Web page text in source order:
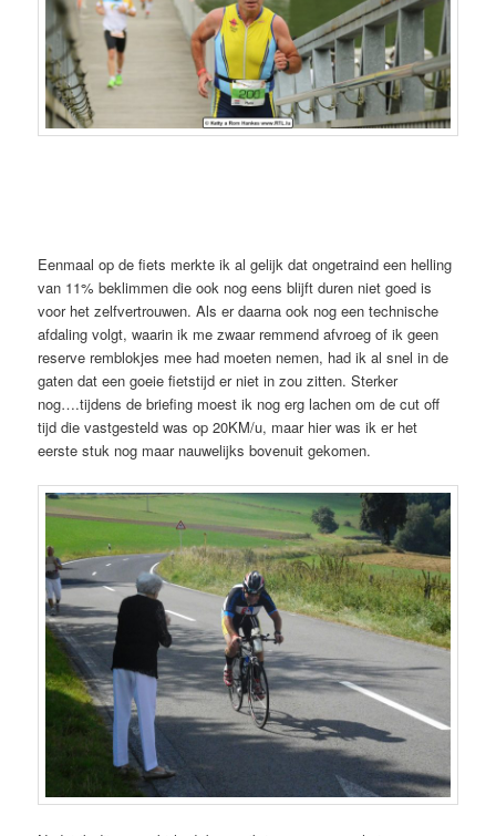
Eenmaal op de fiets merkte ik al gelijk dat ongetraind een helling
van 11% beklimmen die ook nog eens blijft duren niet goed is
voor het zelfvertrouwen. Als er daarna ook nog een technische
afdaling volgt, waarin ik me zwaar remmend afvroeg of ik geen
reserve remblokjes mee had moeten nemen, had ik al snel in de
gaten dat een goeie fietstijd er niet in zou zitten. Sterker
nog….tijdens de briefing moest ik nog erg lachen om de cut off
tijd die vastgesteld was op 20KM/u, maar hier was ik er het
eerste stuk nog maar nauwelijks bovenuit gekomen.